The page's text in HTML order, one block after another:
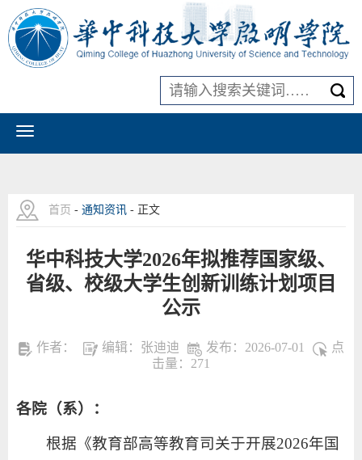
首页 - 通知资讯 - 正文
华中科技大学2026年拟推荐国家级、
省级、校级大学生创新训练计划项目
公示
作者： 编辑：张迪迪 发布：2026-07-01
点
击量： 271
各院（系）：
根据《教育部高等教育司关于开展2026年国